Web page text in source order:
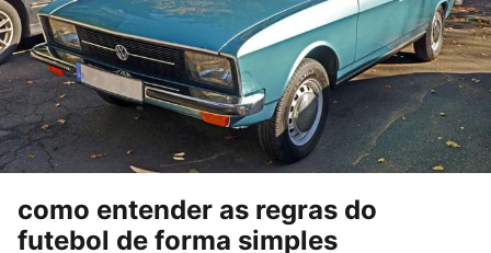
como entender as regras do
futebol de forma simples